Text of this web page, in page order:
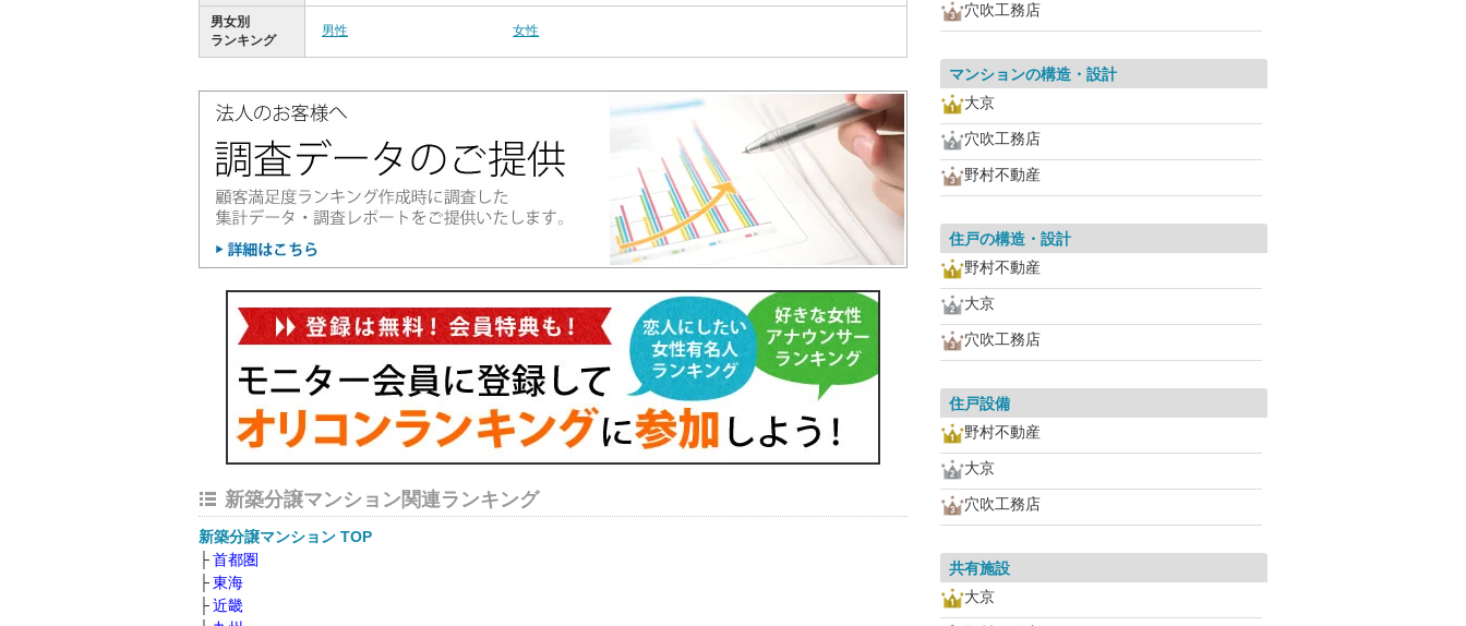
男女別
ランキング
男性 女性
新築分譲マンション関連ランキング
新築分譲マンション TOP
首都圏
東海
近畿
穴吹工務店
マンションの構造・設計
大京
穴吹工務店
野村不動産
住戸の構造・設計
野村不動産
大京
穴吹工務店
住戸設備
野村不動産
大京
穴吹工務店
共有施設
大京